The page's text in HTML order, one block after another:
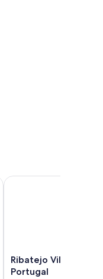
a private swimming
Ribatejo
Villa
Ribatejo Villa - The Paradise in
Portugal
Ribatejo Villa - The